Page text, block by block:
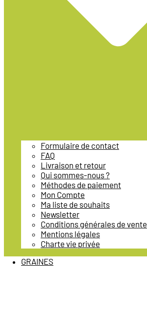
Formulaire de contact
FAQ
Livraison et retour
Qui sommes-nous ?
Méthodes de paiement
Mon Compte
Ma liste de souhaits
Newsletter
Conditions générales de vente
Mentions légales
Charte vie privée
GRAINES